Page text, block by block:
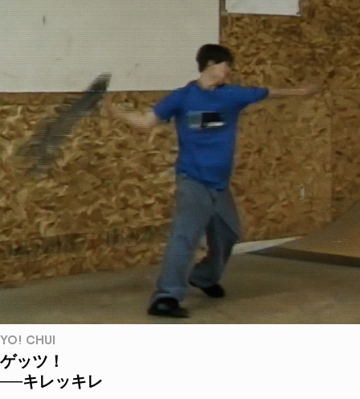
YO! CHUI
ゲッツ！
──キレッキレ